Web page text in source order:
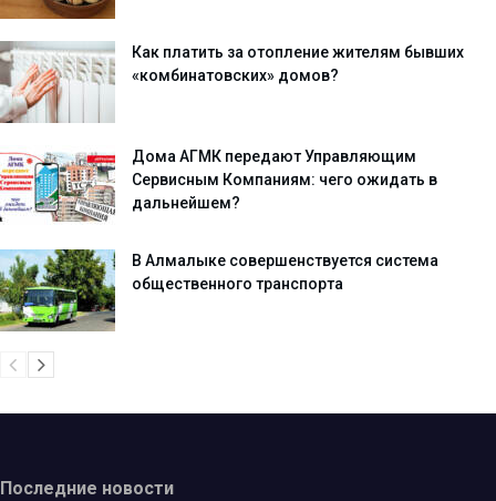
Как платить за отопление жителям бывших
«комбинатовских» домов?
Дома АГМК передают Управляющим
Сервисным Компаниям: чего ожидать в
дальнейшем?
В Алмалыке совершенствуется система
общественного транспорта
Последние новости